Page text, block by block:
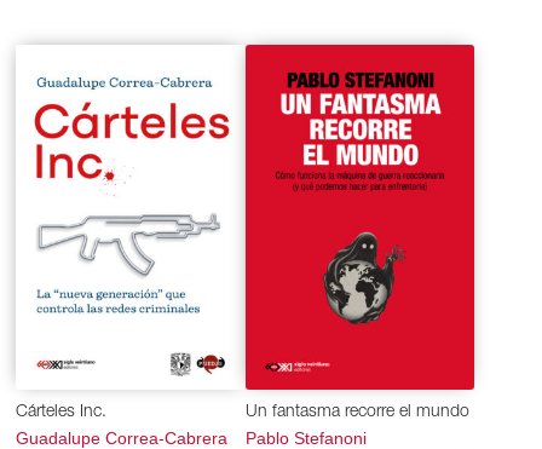
Cárteles Inc.
Guadalupe Correa-Cabrera
Un fantasma recorre el mundo
Pablo Stefanoni